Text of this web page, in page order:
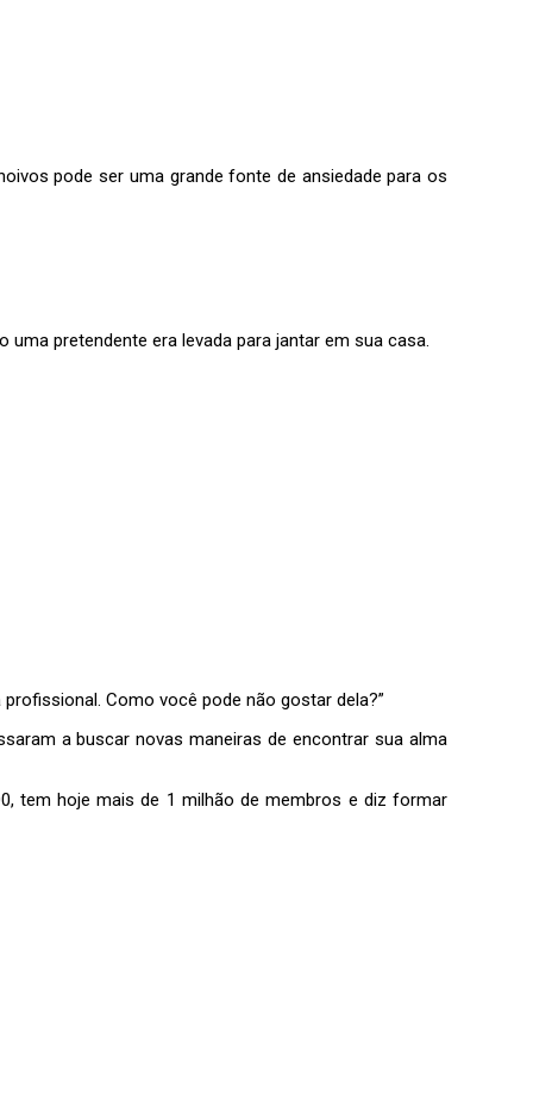
pode ser uma grande fonte de ansiedade para os
pretendente era levada para jantar em sua casa.
Como você pode não gostar dela?”
a buscar novas maneiras de encontrar sua alma
tem hoje mais de 1 milhão de membros e diz formar